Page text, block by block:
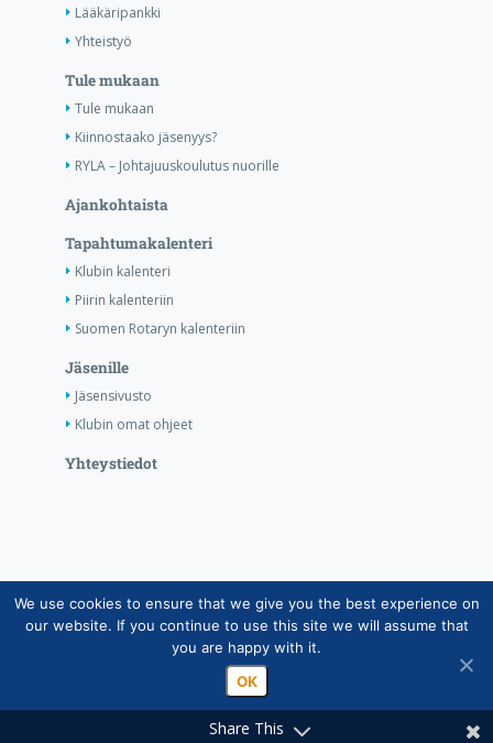
Lääkäripankki
Yhteistyö
Tule mukaan
Tule mukaan
Kiinnostaako jäsenyys?
RYLA – Johtajuuskoulutus nuorille
Ajankohtaista
Tapahtumakalenteri
Klubin kalenteri
Piirin kalenteriin
Suomen Rotaryn kalenteriin
Jäsenille
Jäsensivusto
Klubin omat ohjeet
Yhteystiedot
Copyright © Suomen Rotarypalvelu ry 2026 |
Jäsentietojärjestelmän tietosuojaseloste| Henkilötietojen
käsittely Rotarytoiminnassa
Share This
We use cookies to ensure that we give you the best experience on
our website. If you continue to use this site we will assume that
you are happy with it.
OK